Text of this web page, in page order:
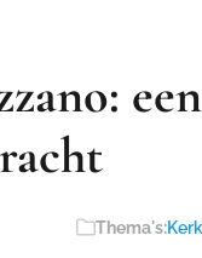
een
Thema's: